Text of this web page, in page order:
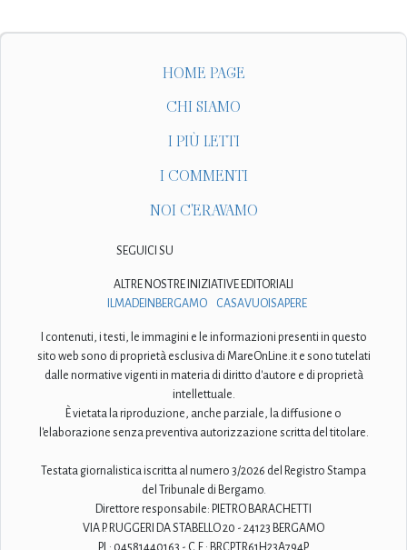
HOME PAGE
CHI SIAMO
I PIÙ LETTI
I COMMENTI
NOI C'ERAVAMO
SEGUICI SU
ALTRE NOSTRE INIZIATIVE EDITORIALI
ILMADEINBERGAMO
CASAVUOISAPERE
I contenuti, i testi, le immagini e le informazioni presenti in questo
sito web sono di proprietà esclusiva di MareOnLine.it e sono tutelati
dalle normative vigenti in materia di diritto d'autore e di proprietà
intellettuale.
È vietata la riproduzione, anche parziale, la diffusione o
l'elaborazione senza preventiva autorizzazione scritta del titolare.
Testata giornalistica iscritta al numero 3/2026 del Registro Stampa
del Tribunale di Bergamo.
Direttore responsabile: PIETRO BARACHETTI
VIA P. RUGGERI DA STABELLO 20 - 24123 BERGAMO
P.I.: 04581440163 - C.F.: BRCPTR61H23A794P